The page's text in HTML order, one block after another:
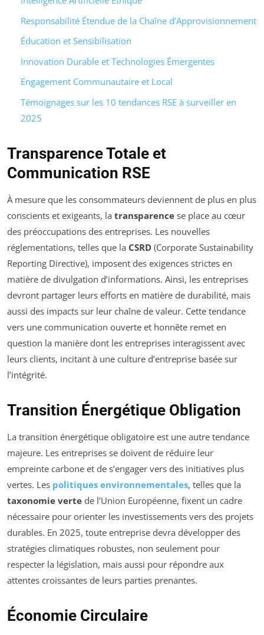
Responsabilité Étendue de la Chaîne d’Approvisionnement
Éducation et Sensibilisation
Innovation Durable et Technologies Émergentes
Engagement Communautaire et Local
Témoignages sur les 10 tendances RSE à surveiller en
2025
Transparence Totale et
Communication RSE
À mesure que les consommateurs deviennent de plus en plus
conscients et exigeants, la transparence se place au cœur
des préoccupations des entreprises. Les nouvelles
réglementations, telles que la CSRD (Corporate Sustainability
Reporting Directive), imposent des exigences strictes en
matière de divulgation d’informations. Ainsi, les entreprises
devront partager leurs efforts en matière de durabilité, mais
aussi des impacts sur leur chaîne de valeur. Cette tendance
vers une communication ouverte et honnête remet en
question la manière dont les entreprises interagissent avec
leurs clients, incitant à une culture d’entreprise basée sur
l’intégrité.
Transition Énergétique Obligation
La transition énergétique obligatoire est une autre tendance
majeure. Les entreprises se doivent de réduire leur
empreinte carbone et de s’engager vers des initiatives plus
vertes. Les politiques environnementales, telles que la
taxonomie verte de l’Union Européenne, fixent un cadre
nécessaire pour orienter les investissements vers des projets
durables. En 2025, toute entreprise devra développer des
stratégies climatiques robustes, non seulement pour
respecter la législation, mais aussi pour répondre aux
attentes croissantes de leurs parties prenantes.
Économie Circulaire